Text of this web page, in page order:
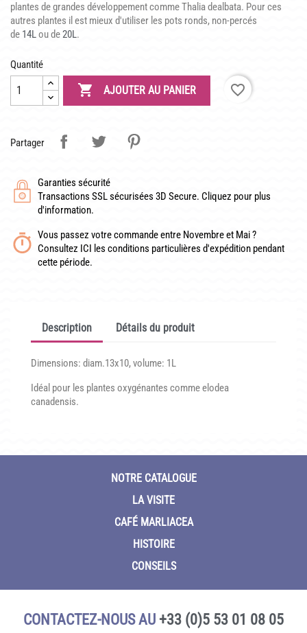
LATOUR-MARLIAC
CLAUDE MONET
LES BAMBOUS
DE JARDINAGE AQUATIQUE
DE NOS PRÉDÉCESSEURS
GUIDE VISUEL
CONTACT
plantes de grandes développement comme Thalia dealbata. Pour ces
autres plantes il est mieux d'utiliser les pots ronds, non-percés
de 14Lou de20L.
Quantité
 AJOUTER AU PANIER favorite_border
Partager
Garanties sécurité
Transactions SSL sécurisées 3D Secure. Cliquez pour plus
d'information.
Vous passez votre commande entre Novembre et Mai ?
Consultez ICI les conditions particulières d'expédition pendant
cette période.
Description Détails du produit
Dimensions: diam.13x10, volume: 1L
Idéal pour les plantes oxygénantes comme elodea
canadensis.
NOTRE CATALOGUE
LA VISITE
CAFÉ MARLIACEA
HISTOIRE
CONSEILS
CONTACTEZ-NOUS AU +33 (0)5 53 01 08 05